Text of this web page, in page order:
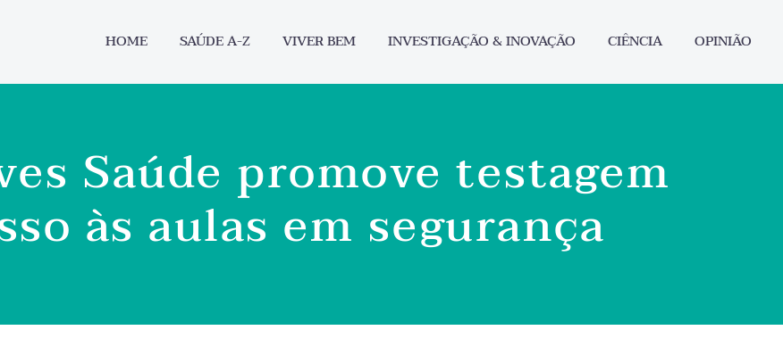
HOME SAÚDE A-Z VIVER BEM INVESTIGAÇÃO & INOVAÇÃO CIÊNCIA OPINIÃO
Saúde promove testagem
às aulas em segurança